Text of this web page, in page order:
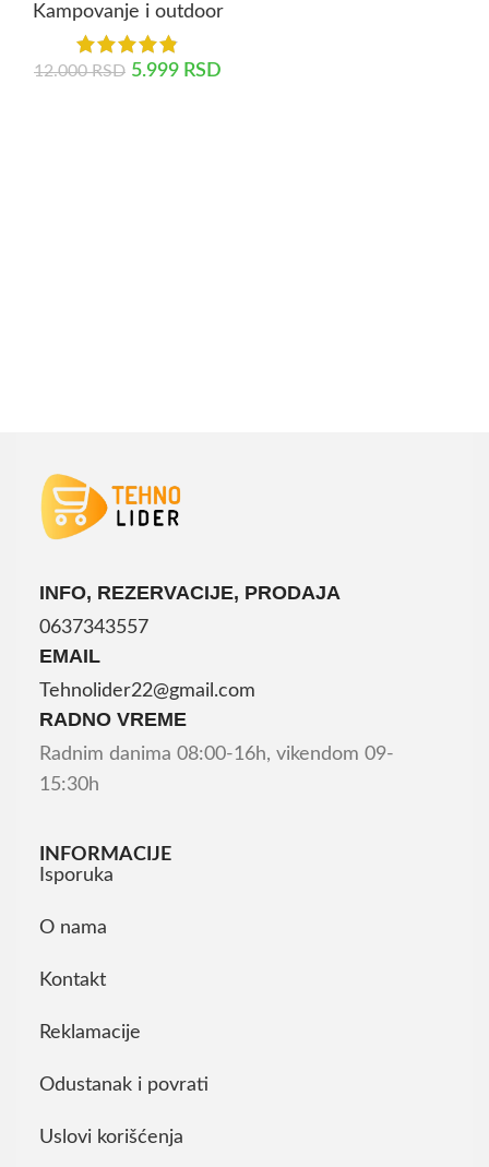
Kampovanje i outdoor
12.000RSD 5.999 RSD
INFO, REZERVACIJE, PRODAJA
0637343557
EMAIL
Tehnolider22@gmail.com
RADNO VREME
Radnim danima 08:00-16h, vikendom 09-
15:30h
INFORMACIJE
Isporuka
O nama
Kontakt
Reklamacije
Odustanak i povrati
Uslovi korišćenja